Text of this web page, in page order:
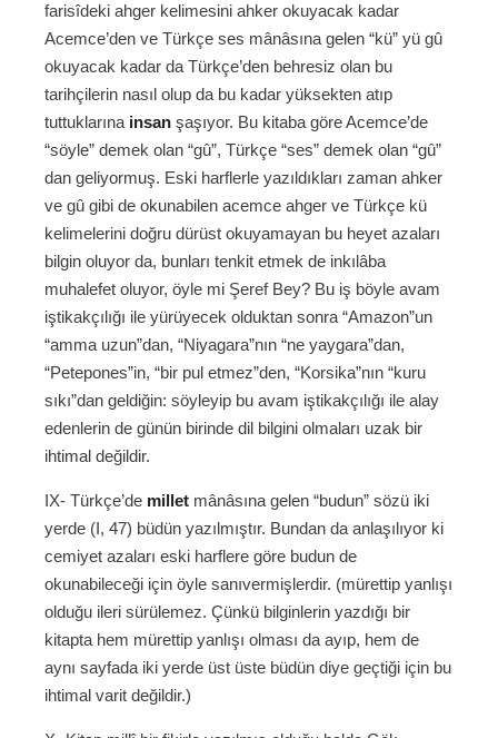
farisîdeki ahger kelimesini ahker okuyacak kadar
Acemce’den ve Türkçe ses mânâsına gelen “kü” yü gû
okuyacak kadar da Türkçe’den behresiz olan bu
tarihçilerin nasıl olup da bu kadar yüksekten atıp
tuttuklarına insan şaşıyor. Bu kitaba göre Acemce’de
“söyle” demek olan “gû”, Türkçe “ses” demek olan “gû”
dan geliyormuş. Eski harflerle yazıldıkları zaman ahker
ve gû gibi de okunabilen acemce ahger ve Türkçe kü
kelimelerini doğru dürüst okuyamayan bu heyet azaları
bilgin oluyor da, bunları tenkit etmek de inkılâba
muhalefet oluyor, öyle mi Şeref Bey? Bu iş böyle avam
iştikakçılığı ile yürüyecek olduktan sonra “Amazon”un
“amma uzun”dan, “Niyagara”nın “ne yaygara”dan,
“Petepones”in, “bir pul etmez”den, “Korsika”nın “kuru
sıkı”dan geldiğin: söyleyip bu avam iştikakçılığı ile alay
edenlerin de günün birinde dil bilgini olmaları uzak bir
ihtimal değildir.
IX- Türkçe’de millet mânâsına gelen “budun” sözü iki
yerde (I, 47) büdün yazılmıştır. Bundan da anlaşılıyor ki
cemiyet azaları eski harflere göre budun de
okunabileceği için öyle sanıvermişlerdir. (mürettip yanlışı
olduğu ileri sürülemez. Çünkü bilginlerin yazdığı bir
kitapta hem mürettip yanlışı olması da ayıp, hem de
aynı sayfada iki yerde üst üste büdün diye geçtiği için bu
ihtimal varit değildir.)